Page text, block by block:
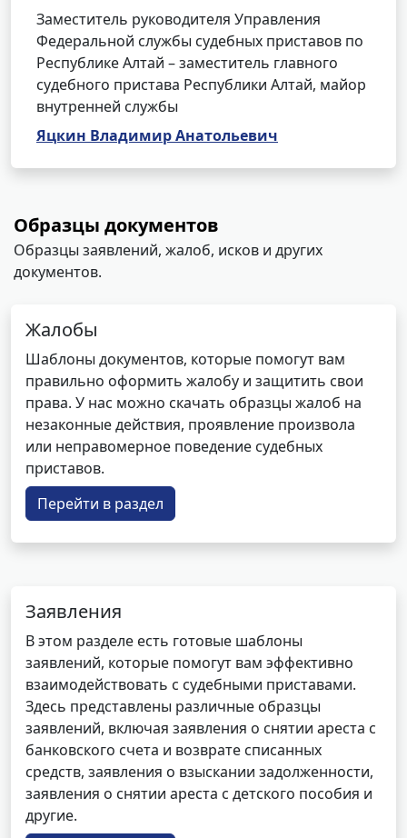
Заместитель руководителя Управления
Федеральной службы судебных приставов по
Республике Алтай – заместитель главного
судебного пристава Республики Алтай, майор
внутренней службы
Яцкин Владимир Анатольевич
Образцы документов
Образцы заявлений, жалоб, исков и других
документов.
Жалобы
Шаблоны документов, которые помогут вам
правильно оформить жалобу и защитить свои
права. У нас можно скачать образцы жалоб на
незаконные действия, проявление произвола
или неправомерное поведение судебных
приставов.
Перейти в раздел
Заявления
В этом разделе есть готовые шаблоны
заявлений, которые помогут вам эффективно
взаимодействовать с судебными приставами.
Здесь представлены различные образцы
заявлений, включая заявления о снятии ареста с
банковского счета и возврате списанных
средств, заявления о взыскании задолженности,
заявления о снятии ареста с детского пособия и
другие.